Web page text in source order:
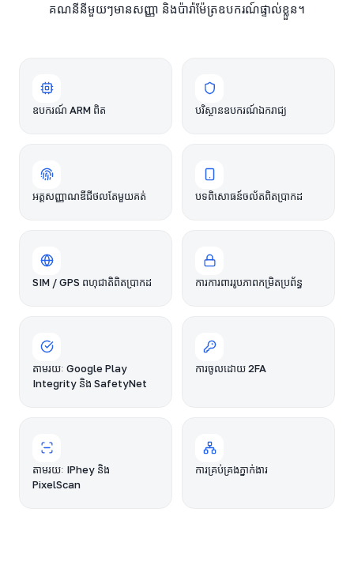
គណនីនីមួយៗមានសញ្ញា និងប៉ារ៉ាម៉ែត្រឧបករណ៍ផ្ទាល់ខ្លួន។
ឧបករណ៍ ARM ពិត បរិស្ថានឧបករណ៍ឯករាជ្យ
អត្តសញ្ញាណឌីជីថលតែមួយគត់ បទពិសោធន៍ចល័តពិតប្រាកដ
SIM / GPS ពហុជាតិពិតប្រាកដ ការការពាររូបភាពកម្រិតប្រព័ន្ធ
តាមរយៈ Google Play
Integrity និង SafetyNet
ការចូលដោយ 2FA
តាមរយៈ IPhey និង
PixelScan
ការគ្រប់គ្រងភ្នាក់ងារ